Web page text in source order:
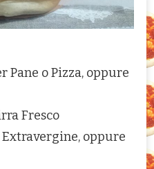
Pane o Pizza, oppure
Fresco
oppure